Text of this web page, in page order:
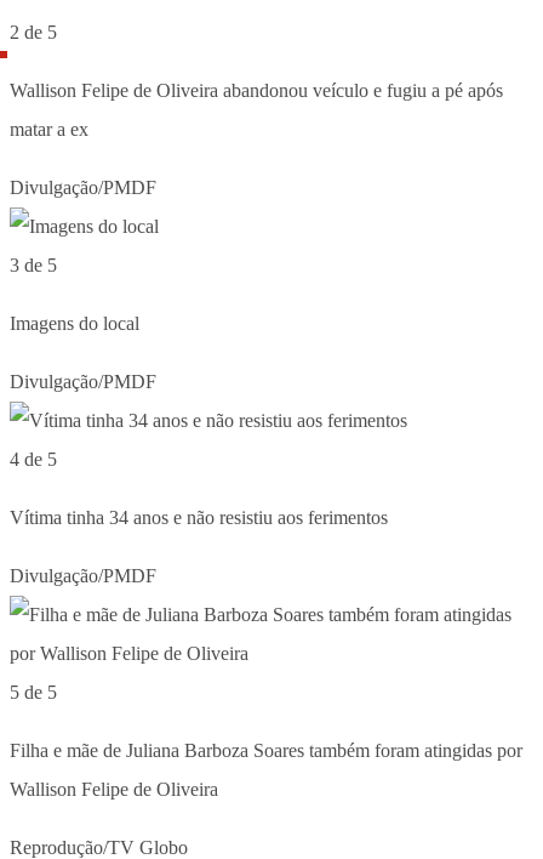
2 de 5
Wallison Felipe de Oliveira abandonou veículo e fugiu a pé após
matar a ex
Divulgação/PMDF
3 de 5
Imagens do local
Divulgação/PMDF
4 de 5
Vítima tinha 34 anos e não resistiu aos ferimentos
Divulgação/PMDF
5 de 5
Filha e mãe de Juliana Barboza Soares também foram atingidas por
Wallison Felipe de Oliveira
Reprodução/TV Globo